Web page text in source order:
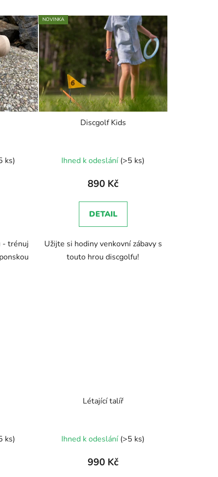
e
n
í
p
r
o
d
u
ks)
- trénuj
NOVINKA
Discgolf Kids
Ihned k odeslání (>5 ks)
890 Kč
DETAIL
Užijte si hodiny venkovní zábavy s
touto hrou discgolfu!
ks)
Létající talíř
hodnocení
produktu
Ihned k odeslání (>5 ks)
990 Kč